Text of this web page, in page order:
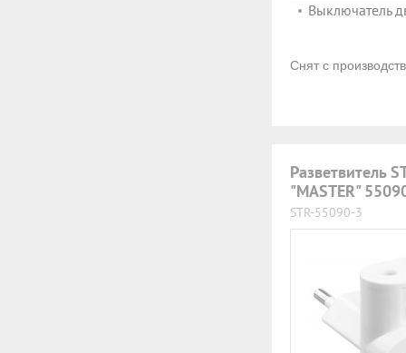
Выключатель
Снят с
Разветвитель
"MASTER"
STR-55090-3